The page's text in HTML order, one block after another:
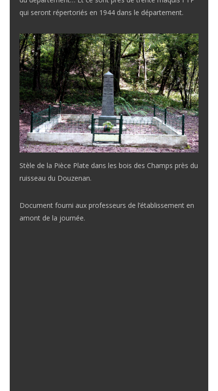
qui seront répertoriés en 1944 dans le département.
Stèle de la Pièce Plate dans les bois des Champs près du
ruisseau du Douzenan.
Document fourni aux professeurs de l’établissement en
amont de la journée.